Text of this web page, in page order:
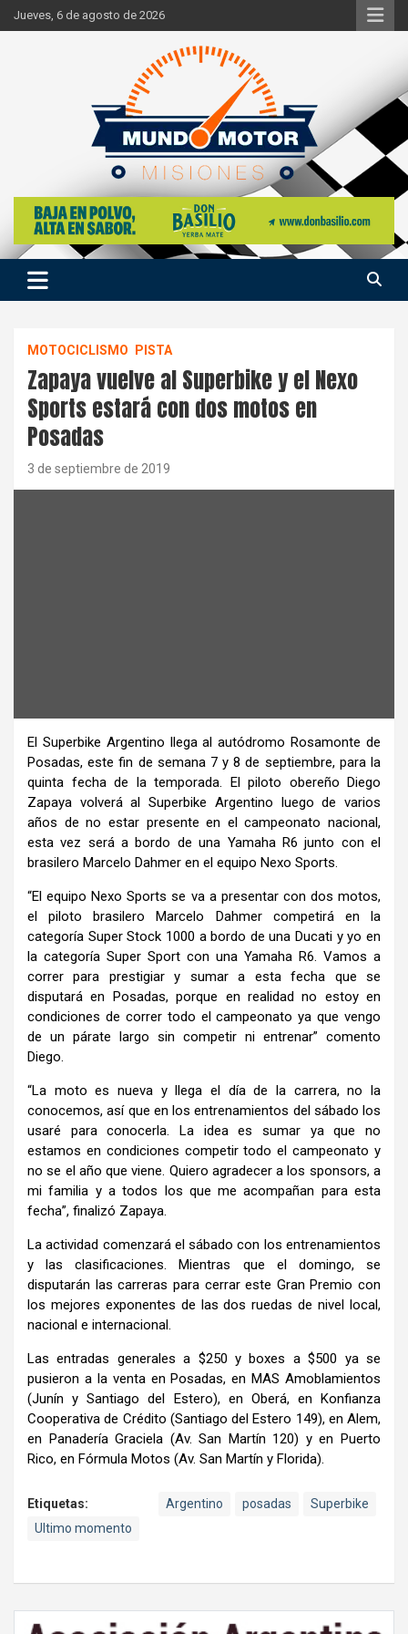
Skip
to
Jueves, 6 de agosto de 2026
Mundo Motor Misiones
Si hay ruido de motores ahí estaremos
MOTOCICLISMO PISTA
Zapaya vuelve al Superbike y el Nexo
Sports estará con dos motos en
Posadas
3 de septiembre de 2019
El Superbike Argentino llega al autódromo Rosamonte de
Posadas, este fin de semana 7 y 8 de septiembre, para la
quinta fecha de la temporada. El piloto obereño Diego
Zapaya volverá al Superbike Argentino luego de varios
años de no estar presente en el campeonato nacional,
esta vez será a bordo de una Yamaha R6 junto con el
brasilero Marcelo Dahmer en el equipo Nexo Sports.
“El equipo Nexo Sports se va a presentar con dos motos,
el piloto brasilero Marcelo Dahmer competirá en la
categoría Super Stock 1000 a bordo de una Ducati y yo en
la categoría Super Sport con una Yamaha R6. Vamos a
correr para prestigiar y sumar a esta fecha que se
disputará en Posadas, porque en realidad no estoy en
condiciones de correr todo el campeonato ya que vengo
de un párate largo sin competir ni entrenar” comento
Diego.
“La moto es nueva y llega el día de la carrera, no la
conocemos, así que en los entrenamientos del sábado los
usaré para conocerla. La idea es sumar ya que no
estamos en condiciones competir todo el campeonato y
no se el año que viene. Quiero agradecer a los sponsors, a
mi familia y a todos los que me acompañan para esta
fecha”, finalizó Zapaya.
La actividad comenzará el sábado con los entrenamientos
y las clasificaciones. Mientras que el domingo, se
disputarán las carreras para cerrar este Gran Premio con
los mejores exponentes de las dos ruedas de nivel local,
nacional e internacional.
Las entradas generales a $250 y boxes a $500 ya se
pusieron a la venta en Posadas, en MAS Amoblamientos
(Junín y Santiago del Estero), en Oberá, en Konfianza
Cooperativa de Crédito (Santiago del Estero 149), en Alem,
en Panadería Graciela (Av. San Martín 120) y en Puerto
Rico, en Fórmula Motos (Av. San Martín y Florida).
Etiquetas: Argentino posadas
Superbike
Ultimo momento